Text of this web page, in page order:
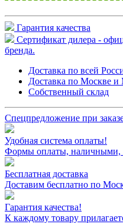
Гарантия качества
Сертификат дилера -
бренда.
Доставка по всей
Доставка по Москве
Собственный склад
Спецпредложение при
Удобная система оплаты!
Формы оплаты, наличными,
Бесплатная доставка
Доставим бесплатно по
Гарантия качества!
К каждому товару